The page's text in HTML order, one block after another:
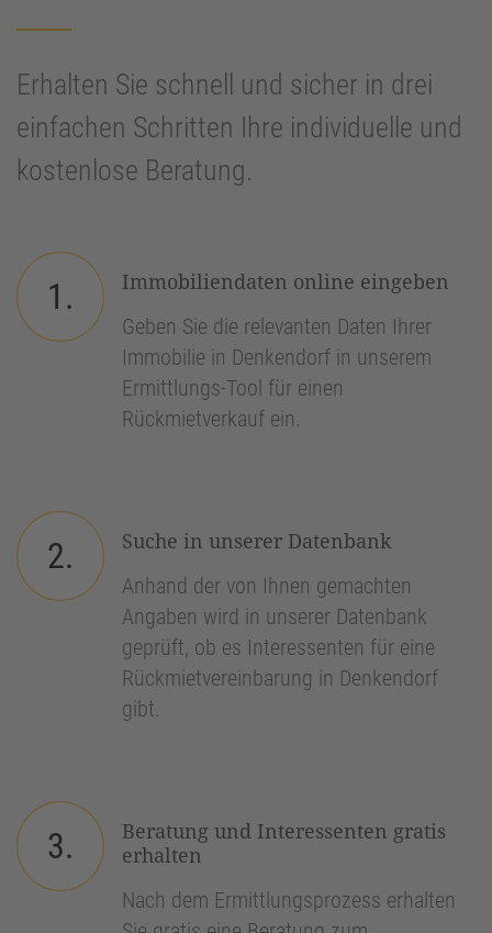
Erhalten Sie schnell und sicher in drei
einfachen Schritten Ihre individuelle und
kostenlose Beratung.
1.
Immobiliendaten online eingeben
Geben Sie die relevanten Daten Ihrer
Immobilie in Denkendorf in unserem
Ermittlungs-Tool für einen
Rückmietverkauf ein.
2.
Suche in unserer Datenbank
Anhand der von Ihnen gemachten
Angaben wird in unserer Datenbank
geprüft, ob es Interessenten für eine
Rückmietvereinbarung in Denkendorf
gibt.
3.
Beratung und Interessenten gratis
erhalten
Nach dem Ermittlungsprozess erhalten